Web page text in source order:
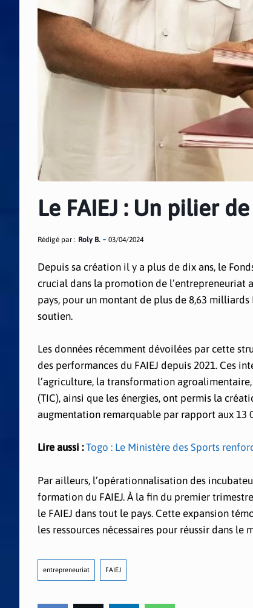
Le FAIEJ : Un pilier
Rédigé par : Roly B. 03/04/2024
Depuis sa création il y a plus de dix ans, le
crucial dans la promotion de l’entrepreneuriat
pays, pour un montant de plus de 8,63
soutien.
Les données récemment dévoilées par cette
des performances du FAIEJ depuis 2021. Ces
l’agriculture, la transformation
(TIC), ainsi que les énergies, ont permis la
augmentation remarquable par rapport aux 13
Lire aussi :Togo : Le Ministère des Sports
Par ailleurs, l’opérationnalisation des
formation du FAIEJ. À la fin du premier
le FAIEJ dans tout le pays. Cette expansion
les ressources nécessaires pour réussir dans le
entrepreneuriat FAIEJ